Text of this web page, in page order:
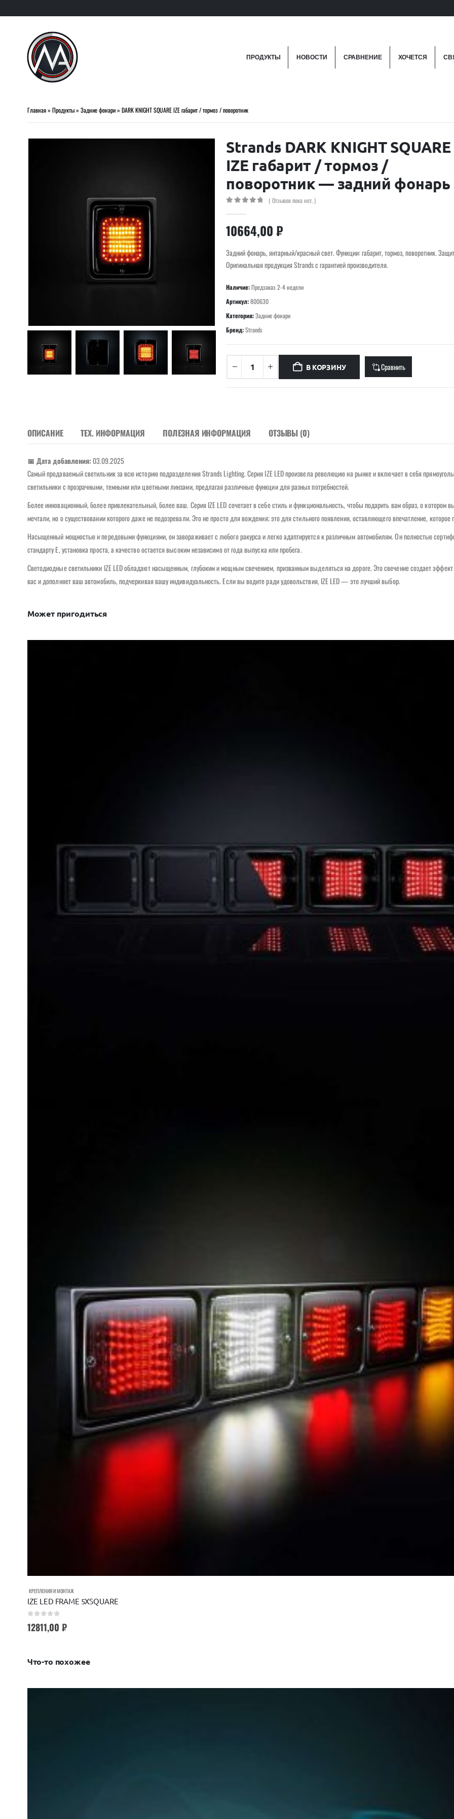
ПРОДУКТЫ НОВОСТИ СРАВНЕНИЕ ХОЧЕТСЯ
Главная» Продукты» Задние фонари» DARK KNIGHT SQUARE IZE габарит / тормоз / поворотник
Strands DARK KNIGHT SQUARE
IZE габарит / тормоз /
поворотник — задний фонарь
( Отзывов пока нет. )
10664,00₽
Задний фонарь, янтарный/красный свет. Функции: габарит, тормоз, поворотник.
Оригинальная продукция Strands с гарантией производителя.
Наличие:Предзаказ 2-4 недели
Артикул:800630
Категория:Задние фонари
Бренд:Strands
В КОРЗИНУ Сравнить
ОПИСАНИЕ ТЕХ. ИНФОРМАЦИЯ ПОЛЕЗНАЯ ИНФОРМАЦИЯ ОТЗЫВЫ (0)
📅 Дата добавления:03.09.2025
Самый продаваемый светильник за всю историю подразделения Strands Lighting. Серия IZE LED произвела революцию на рынке и включает в себя
светильники с прозрачными, темными или цветными линзами, предлагая различные функции для разных потребностей.
Более инновационный, более привлекательный, более ваш. Серия IZE LED сочетает в себе стиль и функциональность, чтобы подарить вам образ, о котором
мечтали, но о существовании которого даже не подозревали. Это не просто для вождения; это для стильного появления, оставляющего впечатление, которое
Насыщенный мощностью и передовыми функциями, он завораживает с любого ракурса и легко адаптируется к различным автомобилям. Он полностью
стандарту E, установка проста, а качество остается высоким независимо от года выпуска или пробега.
Светодиодные светильники IZE LED обладают насыщенным, глубоким и мощным свечением, призванным выделяться на дороге. Это свечение создает эффект
вас и дополняет ваш автомобиль, подчеркивая вашу индивидуальность. Если вы водите ради удовольствия, IZE LED — это лучший выбор.
Может пригодиться
КРЕПЛЕНИЯ И МОНТАЖ
IZE LED FRAME 5XSQUARE
12811,00 ₽
Что-то похожее